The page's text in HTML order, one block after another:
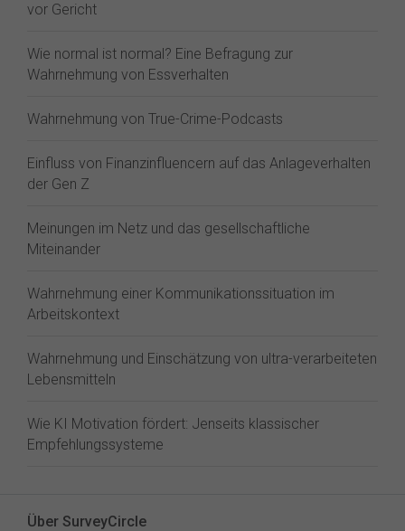
vor Gericht
Wie normal ist normal? Eine Befragung zur
Wahrnehmung von Essverhalten
Wahrnehmung von True-Crime-Podcasts
Einfluss von Finanzinfluencern auf das Anlageverhalten
der Gen Z⁠
Meinungen im Netz und das gesellschaftliche
Miteinander
Wahrnehmung einer Kommunikationssituation im
Arbeitskontext
Wahrnehmung und Einschätzung von ultra-verarbeiteten
Lebensmitteln
Wie KI Motivation fördert: Jenseits klassischer
Empfehlungssysteme
Über SurveyCircle